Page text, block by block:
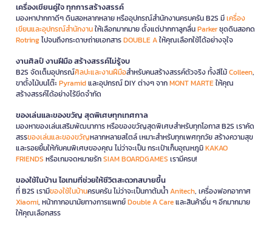
เครื่องเขียนคู่ใจ ทุกการสร้างสรรค์
มองหาปากกาดีๆ ดินสอหลากหลาย หรืออุปกรณ์สำนักงานครบครัน B2S มีเครื่อง
เขียนและอุปกรณ์สำนักงานให้เลือกมากมาย ตั้งแต่ปากกาลูกลื่นParkerชุดดินสอกด
Rotringไปจนถึงกระดาษถ่ายเอกสารDOUBLE Aให้คุณเลือกใช้ได้อย่างจุใจ
งานศิลป์ งานฝีมือ สร้างสรรค์ไม่รู้จบ
B2S จัดเต็มอุปกรณ์ศิลปะและงานฝีมือสำหรับคนสร้างสรรค์ตัวจริง ทั้งสีไม้Colleen,
ขาตั้งไม้บนโต๊ะPyramidและอุปกรณ์ DIY ต่างๆ จากMONT MARTEให้คุณ
สร้างสรรค์ได้อย่างไร้ขีดจำกัด
ของเล่นและของขวัญ สุดพิเศษทุกเทศกาล
มองหาของเล่นเสริมพัฒนาการ หรือของขวัญสุดพิเศษสำหรับทุกโอกาส B2S เราคัด
สรรของเล่นและของขวัญหลากหลายสไตล์ เหมาะสำหรับทุกเพศทุกวัย สร้างความสุข
และรอยยิ้มให้กับคนพิเศษของคุณ ไม่ว่าจะเป็น กระเป๋าเก็บอุณหภูมิKAKAO
FRIENDS หรือเกมจดหมายรักSIAM BOARDGAMES เรามีครบ!
ของใช้ในบ้าน ไอเทมที่ช่วยให้ชีวิตสะดวกสบายขึ้น
ที่ B2S เรามีของใช้ในบ้านครบครัน ไม่ว่าจะเป็นกาต้มน้ำAnitech, เครื่องฟอกอากาศ
Xiaomi, หน้ากากอนามัยทางการแพทย์Double A Careและสินค้าอื่น ๆ อีกมากมาย
ให้คุณเลือกสรร